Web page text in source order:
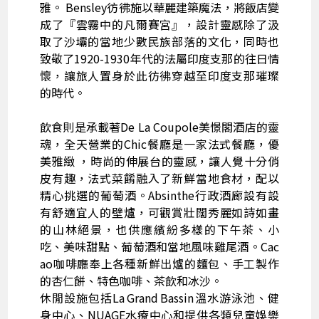
雅。 Bensley彷彿施以華麗建築魔法，將飯店變
成了『雲霧中的凡爾賽宮』，設計靈感除了汲
取了沙壩的當地少數民族部落的文化，同時也
致敬了1920-1930年代的法屬印度支那的往日情
懷，讓旅人置身於此彷彿穿越至印度支那璀璨
的時代。
飲食則是承載著De La Coupole美憬閣酒店的靈
魂，全天營業的Chic餐廳是一家法式餐廳，優
美雅緻 ，時尚的伸展台的靈感，讓人覺十分俏
皮有趣，法式菜餚融入了新鮮當地食材，配以
精心挑選的葡萄酒。Absinthe行政酒廊設有設
有舒適宜人的壁爐，可觀賞壯闊秀麗如詩如畫
的山林絕景，也供應繽紛多樣的下午茶、小
吃、美味甜點、葡萄酒和當地風味雞尾酒。Cac
ao咖啡廳奉上各種新鮮出爐的麵包、手工製作
的杏仁餅、特色咖啡、茶飲和冰沙。
休閒設施包括La Grand Bassin溫水游泳池、健
身中心、NUAGE水療中心和提供各類兒童娛樂